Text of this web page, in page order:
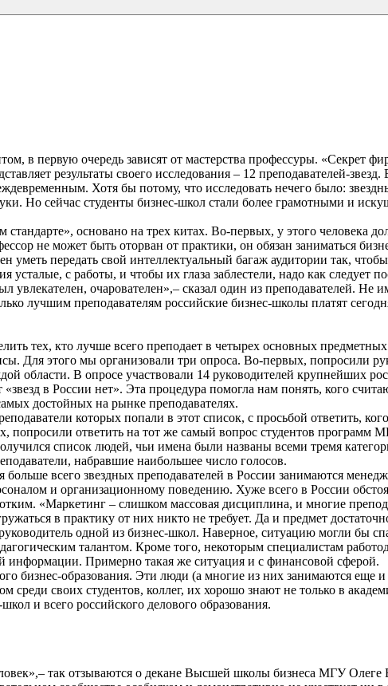
в первую очередь зависят от мастерства профессуры. «Секрет
результаты своего исследования – 12 преподавателей-звезд.
Хотя бы потому, что исследовать нечего было:
Но сейчас студенты бизнес-школ стали более грамотными и
стандарте», основано на трех китах. Во-первых, у этого человека
не может быть оторван от практики, он обязан заниматься
уметь передать свой интеллектуальный багаж аудитории так,
с работы, и чтобы их глаза заблестели, надо как следует
увлекателен, очарователен»,– сказал один из преподавателей. Не
лучшим преподавателям российские бизнес-школы платят
тех, кто лучше всего преподает в четырех основных предметных
Для этого мы организовали три опроса. Во-первых, попросили
области. В опросе участвовали 14 руководителей крупнейших
в России нет». Эта процедура помогла нам понять, кого
достойных на рынке преподавателях.
которых попали в этот список, с просьбой ответить,
ответить на тот же самый вопрос студентов программ
список людей, чьи имена были названы всеми тремя
набравшие наибольшее число голосов.
всего звездных преподавателей в России занимаются
и организационному поведению. Хуже всего в России
«Маркетинг – слишком массовая дисциплина, и многие
в практику от них никто не требует. Да и предмет
одной из бизнес-школ. Наверное, ситуацию могли бы
талантом. Кроме того, некоторым специалистам
информации. Примерно такая же ситуация и с финансовой сферой.
бизнес-образования. Эти люди (а многие из них занимаются еще и
среди своих студентов, коллег, их хорошо знают не только в
и всего российского делового образования.
так отзываются о декане Высшей школы бизнеса МГУ Олеге